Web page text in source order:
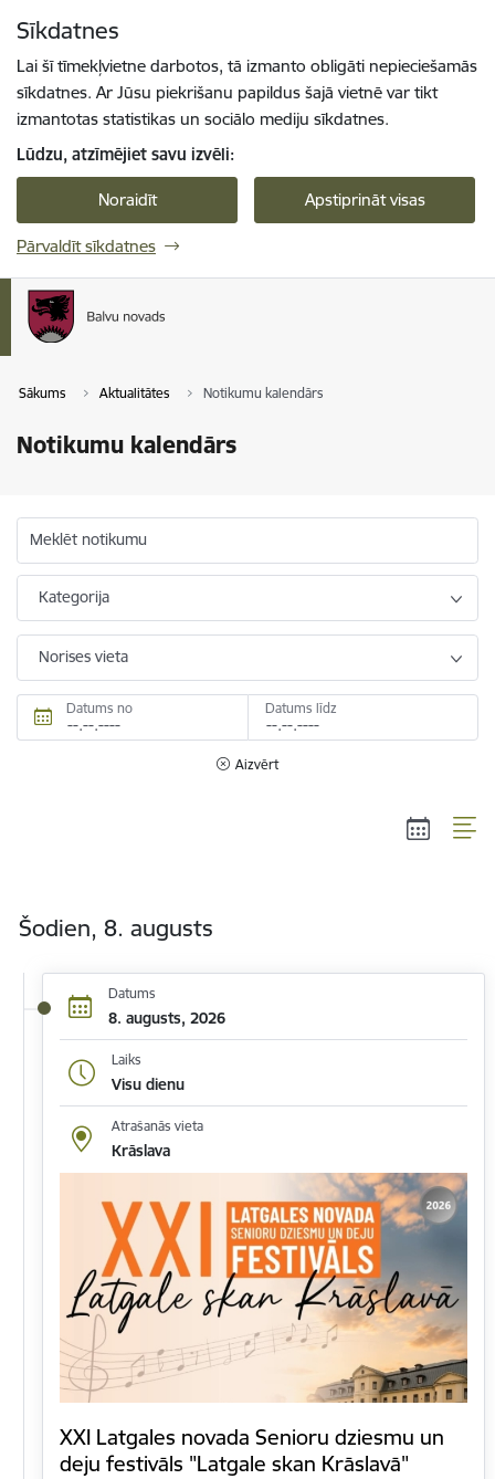
Sīkdatnes
Lai šī tīmekļvietne darbotos, tā izmanto obligāti nepieciešamās
sīkdatnes. Ar Jūsu piekrišanu papildus šajā vietnē var tikt
izmantotas statistikas un sociālo mediju sīkdatnes.
Lūdzu, atzīmējiet savu izvēli:
Noraidīt Apstiprināt visas
Pārvaldīt sīkdatnes
Sākums Aktualitātes Notikumu kalendārs
Notikumu kalendārs
Meklēt notikumu
Kategorija
Norises vieta
Datums no Datums līdz
Aizvērt
Šodien, 8. augusts
Datums
8. augusts, 2026
Laiks
Visu dienu
Atrašanās vieta
Krāslava
XXI Latgales novada Senioru dziesmu un
deju festivāls "Latgale skan Krāslavā"